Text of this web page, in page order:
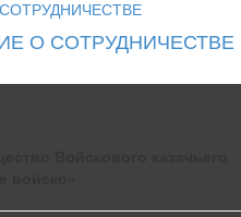
О СОТРУДНИЧЕСТВЕ